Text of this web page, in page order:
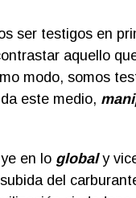
ser testigos en
aquello
modo, somos
este medio,
en loglobaly
del